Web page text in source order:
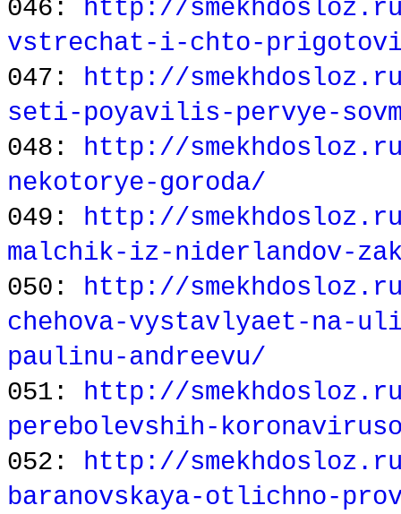
046: http://
vstrechat-i-chto-
047: http://
seti-poyavilis-pervye-
048: http://
nekotorye-goroda/
049: http://
malchik-iz-niderlandov-
050: http://
chehova-vystavlyaet-na-
paulinu-andreevu/
051: http://
perebolevshih-
052: http://
baranovskaya-otlichno-